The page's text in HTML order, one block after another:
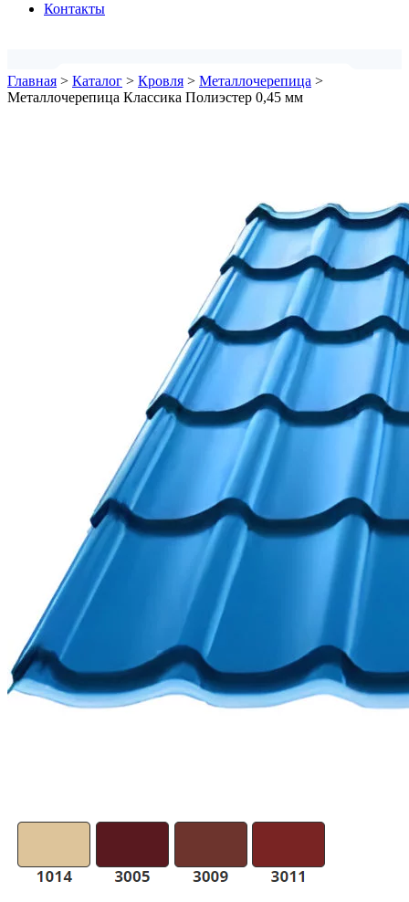
Контакты
Главная > Каталог > Кровля > Металлочерепица >
Металлочерепица Классика Полиэстер 0,45 мм